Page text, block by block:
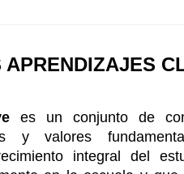
es un conjunto de
y valores
integral del